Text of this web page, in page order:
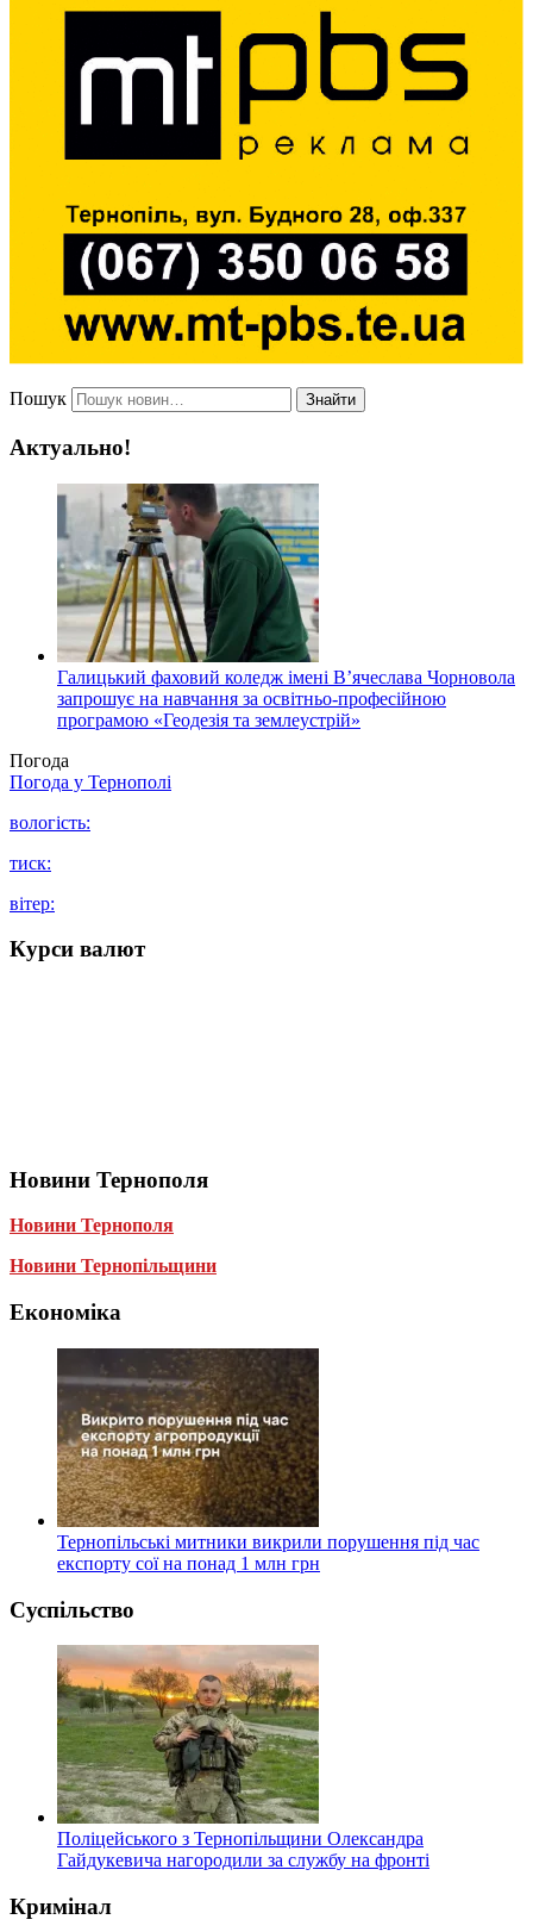
Пошук Знайти
Актуально!
Галицький фаховий коледж імені В’ячеслава Чорновола
запрошує на навчання за освітньо-професійною
програмою «Геодезія та землеустрій»
Погода
Погода у Тернополі
вологість:
тиск:
вітер:
Курси валют
Новини Тернополя
Новини Тернополя
Новини Тернопільщини
Економіка
Тернопільські митники викрили порушення під час
експорту сої на понад 1 млн грн
Суспільство
Поліцейського з Тернопільщини Олександра
Гайдукевича нагородили за службу на фронті
Кримінал